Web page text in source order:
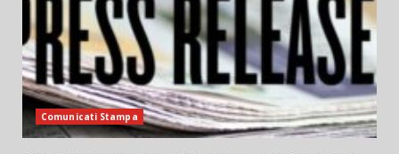
Comunicati Stampa